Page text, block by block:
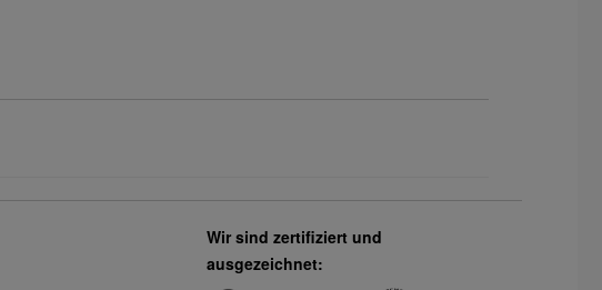
Wir sind zertifiziert und
ausgezeichnet: